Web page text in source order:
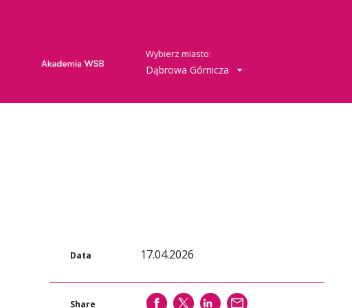
Wybierz miasto:
Dąbrowa Górnicza
Data 17.04.2026
Share SHARE SHARE SHARE